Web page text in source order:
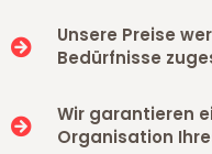
Unsere Preise
Bedürfnisse
Wir garantieren
Organisation